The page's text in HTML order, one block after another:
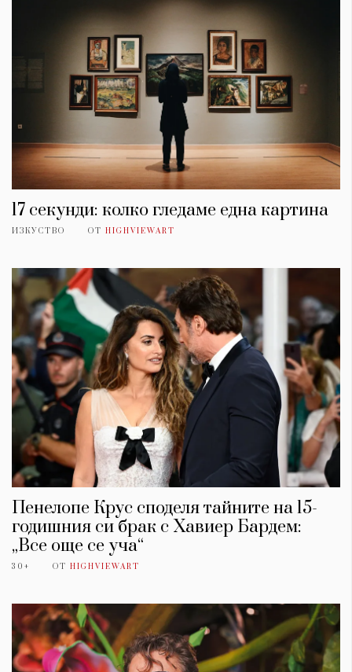
17 секунди: колко гледаме една картина
ИЗКУСТВО ОТ HIGHVIEWART
Пенелопе Крус споделя тайните на 15-
годишния си брак с Хавиер Бардем:
„Все още се уча“
30+ ОТ HIGHVIEWART